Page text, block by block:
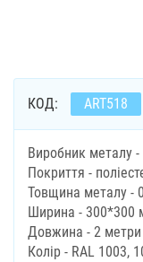
КОД: ART518
Виробник металу -
Покриття -
Товщина металу -
Ширина - 300*300
Довжина - 2 метри
Колір - RAL 1003,